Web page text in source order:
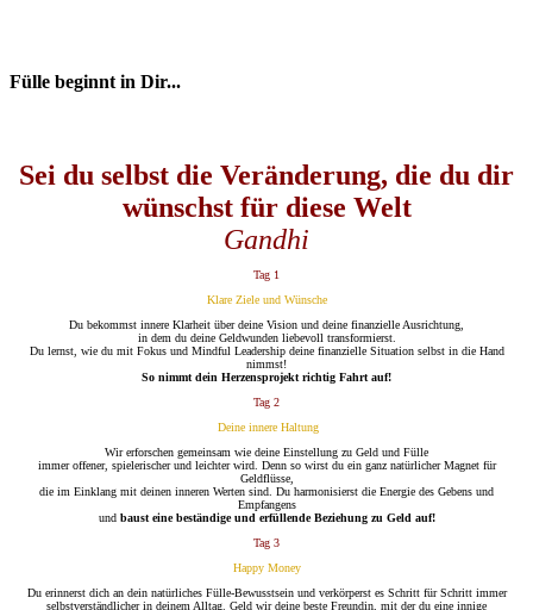
Fülle beginnt in Dir...
Sei du selbst die Veränderung, die du dir
wünschst für diese Welt
Gandhi
Tag 1
Klare Ziele und Wünsche
Du bekommst innere Klarheit über deine Vision und deine finanzielle Ausrichtung,
in dem du deine Geldwunden liebevoll transformierst.
Du lernst, wie du mit Fokus und Mindful Leadership deine finanzielle Situation selbst in die Hand
nimmst!
So nimmt dein Herzensprojekt richtig Fahrt auf!
Tag 2
Deine innere Haltung
Wir erforschen gemeinsam wie deine Einstellung zu Geld und Fülle
immer offener, spielerischer und leichter wird. Denn so wirst du ein ganz natürlicher Magnet für
Geldflüsse,
die im Einklang mit deinen inneren Werten sind. Du harmonisierst die Energie des Gebens und
Empfangens
und baust eine beständige und erfüllende Beziehung zu Geld auf!
Tag 3
Happy Money
Du erinnerst dich an dein natürliches Fülle-Bewusstsein und verkörperst es Schritt für Schritt immer
selbstverständlicher in deinem Alltag. Geld wir deine beste Freundin, mit der du eine innige